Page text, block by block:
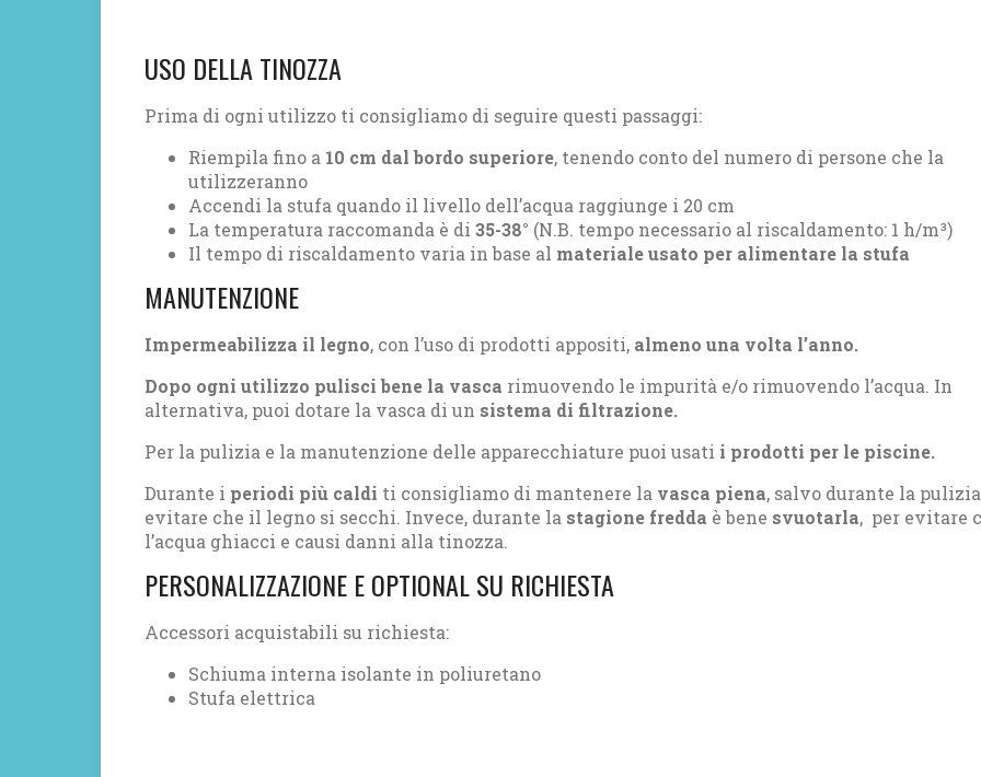
USO DELLA TINOZZA
Prima di ogni utilizzo ti consigliamo di seguire questi passaggi:
Riempila fino a 10 cm dal bordo superiore, tenendo conto del numero di persone che la
utilizzeranno
Accendi la stufa quando il livello dell’acqua raggiunge i 20 cm
La temperatura raccomanda è di 35-38° (N.B. tempo necessario al riscaldamento: 1 h/m³)
Il tempo di riscaldamento varia in base al materiale usato per alimentare la stufa
MANUTENZIONE
Impermeabilizza il legno, con l’uso di prodotti appositi, almeno una volta l’anno.
Dopo ogni utilizzo pulisci bene la vasca rimuovendo le impurità e/o rimuovendo l’acqua. In
alternativa, puoi dotare la vasca di un sistema di filtrazione.
Per la pulizia e la manutenzione delle apparecchiature puoi usati i prodotti per le piscine.
Durante i periodi più caldi ti consigliamo di mantenere la vasca piena, salvo durante la
evitare che il legno si secchi. Invece, durante la stagione fredda è bene svuotarla, per evitare
l’acqua ghiacci e causi danni alla tinozza.
PERSONALIZZAZIONE E OPTIONAL SU RICHIESTA
Accessori acquistabili su richiesta:
Schiuma interna isolante in poliuretano
Stufa elettrica